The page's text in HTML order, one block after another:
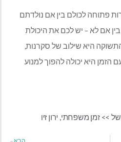
פתוחה לכולם בין אם נולדתם
אם לא – יש לכם את היכולת
היא שילוב של סקרנות,
הזמן היא יכולה להפוך למנוע
>> זמן משפחתי, ירון זיו